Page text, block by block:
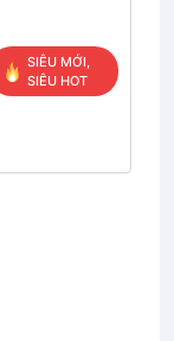
SIÊU MỚI,
SIÊU HOT